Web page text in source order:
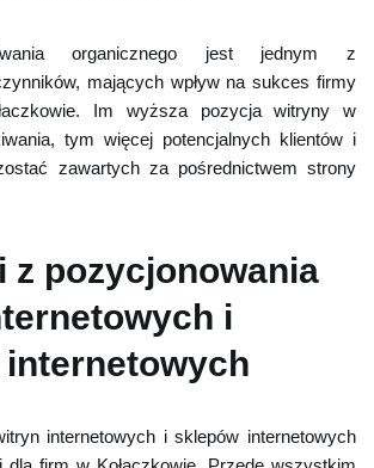
organicznego jest jednym z
mających wpływ na sukces firmy
Im wyższa pozycja witryny w
tym więcej potencjalnych klientów i
zawartych za pośrednictwem strony
z pozycjonowania
i
internetowych i sklepów internetowych